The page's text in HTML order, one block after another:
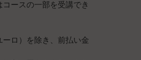
ースの一部を受講でき
ーロ）を除き、前払い金